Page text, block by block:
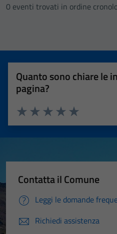
0 eventi trovati in ordine
Quanto sono chiare le
pagina?
Valuta 5
Valuta 4 stelle su
Valuta 3 stelle su 5
Valuta 2 stelle su 5
Valuta 1 stelle su 5
Contatta il Comune
Leggi le domande
Richiedi assistenza